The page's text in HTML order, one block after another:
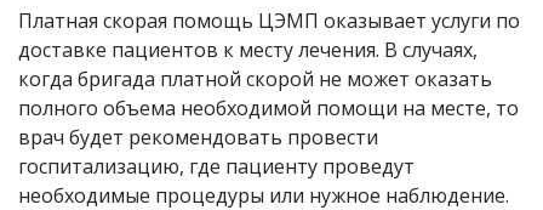
Платная скорая помощь ЦЭМП оказывает услуги по
доставке пациентов к месту лечения. В случаях,
когда бригада платной скорой не может оказать
полного объема необходимой помощи на месте, то
врач будет рекомендовать провести
госпитализацию, где пациенту проведут
необходимые процедуры или нужное наблюдение.